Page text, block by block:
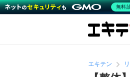
エキテン
無料